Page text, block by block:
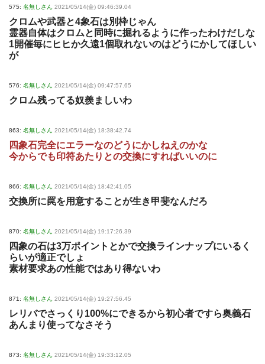
575: 名無しさん 2021/05/14(金) 09:46:39.04
クロムや武器と4象石は別枠じゃん
霊器自体はクロムと同時に掘れるように作ったわけだしな
1開催毎にヒヒか久遠1個取れないのはどうにかしてほしい
が
576: 名無しさん 2021/05/14(金) 09:47:57.65
クロム残ってる奴羨ましいわ
863: 名無しさん 2021/05/14(金) 18:38:42.74
四象石完全にエラーなのどうにかしねえのかな
今からでも印符あたりとの交換にすればいいのに
866: 名無しさん 2021/05/14(金) 18:42:41.05
交換所に罠を用意することが生き甲斐なんだろ
870: 名無しさん 2021/05/14(金) 19:17:26.39
四象の石は3万ポイントとかで交換ラインナップにいるく
らいが適正でしょ
素材要求あの性能ではあり得ないわ
871: 名無しさん 2021/05/14(金) 19:27:56.45
レリバでさっくり100%にできるから初心者ですら奥義石
あんまり使ってなさそう
873: 名無しさん 2021/05/14(金) 19:33:12.05